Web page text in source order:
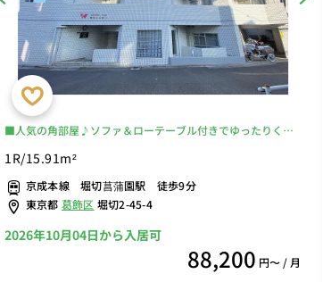
■人気の角部屋♪ソファ＆ローテーブル付きでゆったりくつ
で最短6分、「日暮里駅」まで最短10分、「京成上野駅」ま
で最短14分。主要駅へ楽々アクセスの好立地■選べるWi-Fi格
安レンタル中！
1R/15.91m²
京成本線 堀切菖蒲園駅 徒歩9分
東京都 葛飾区 堀切2-45-4
2026年10月04日から入居可
88,200 円〜 / 月